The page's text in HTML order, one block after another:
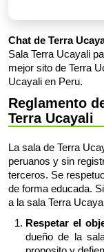
Chat de Terra
Sala Terra Ucayali
mejor sito de Terra
Ucayali en Peru.
Reglamento
Terra Ucayali
La sala de Terra
peruanos y sin
terceros. Se
de forma educada.
a la sala Terra
Respetar el
dueño de la